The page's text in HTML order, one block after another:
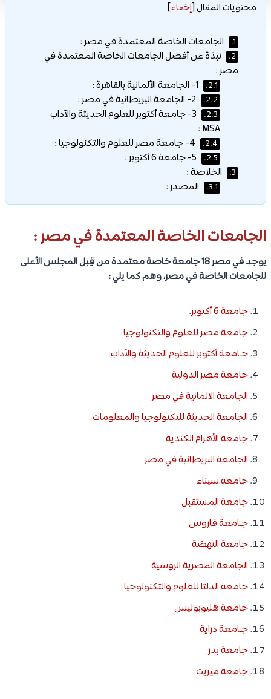
محتويات المقال[إخفاء]
1. الجامعات الخاصة المعتمدة في مصر :
2.
نبذة عن أفضل الجامعات الخاصة المعتمدة في
مصر :
2.1.
2.2.
2.3.
3- جامعة أكتوبر للعلوم الحديثة والآداب
MSA :
2.4.
2.5.
3. الخلاصة :
3.1. المصدر :
الجامعات الخاصة المعتمدة في مصر :
يوجد في مصر 18 جامعة خاصة معتمدة من قِبل المجلس الأعلى
للجامعات الخاصة في مصر، وهم كما يلي :
جامعة 6 أكتوبر
.
جامعة مصر للعلوم والتكنولوجيا
جـامعة أكتوبر للعلوم الحديثة والآداب
جامعة مصر الدولية
الجامعة الالمانية في مصر
الجامعة الحديثة للتكنولوجيا والمعلومات
جامعة الأهرام الكندية
الجامعة البريطانية في مصر
جامعة سيناء
جامعة المستقبل
جـامعة فاروس
جامعة النهضة
الجامعة المصرية الروسية
جامعة الدلتا للعلوم والتكنولوجيا
جامعة هليوبوليس
جـامعة دراية
جامعة بدر
جامعة ميريت